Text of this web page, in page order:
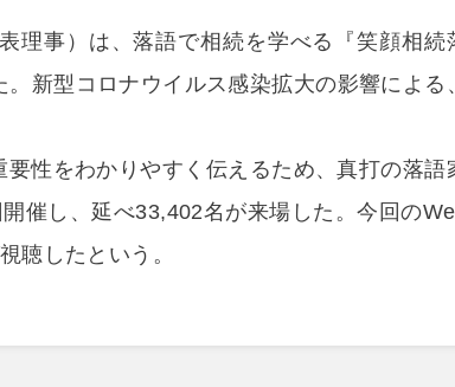
理事）は、落語で相続を学べる『笑顔相続
新型コロナウイルス感染拡大の影響による
性をわかりやすく伝えるため、真打の落語
催し、延べ33,402名が来場した。今回の
聴したという。